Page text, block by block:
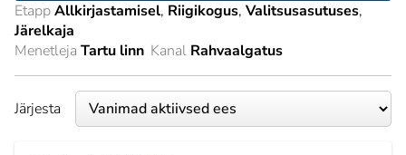
EtappAllkirjastamisel Riigikogus Valitsusasutuses
Järelkaja
Menetleja Tartu linn Kanal Rahvaalgatus
Järjesta